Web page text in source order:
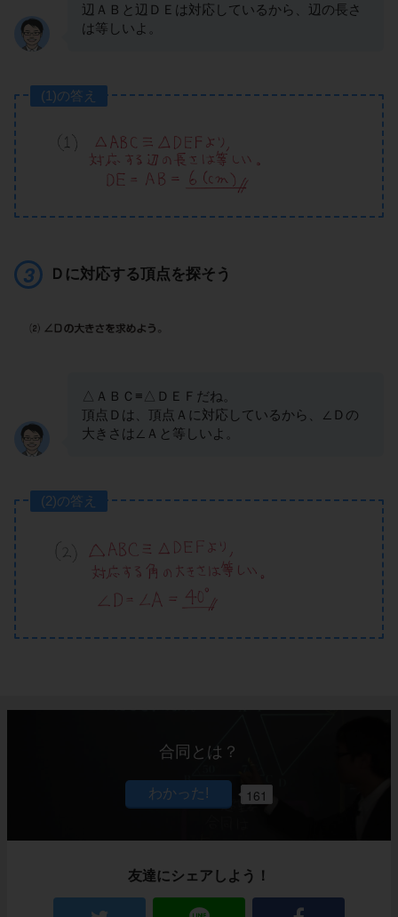
辺ＡＢと辺ＤＥは対応しているから、辺の長さ
は等しいよ。
(1)の答え
Ｄに対応する頂点を探そう
△ＡＢＣ≡△ＤＥＦだね。
頂点Ｄは、頂点Ａに対応しているから、∠Ｄの
大きさは∠Ａと等しいよ。
(2)の答え
合同とは？
161
友達にシェアしよう！